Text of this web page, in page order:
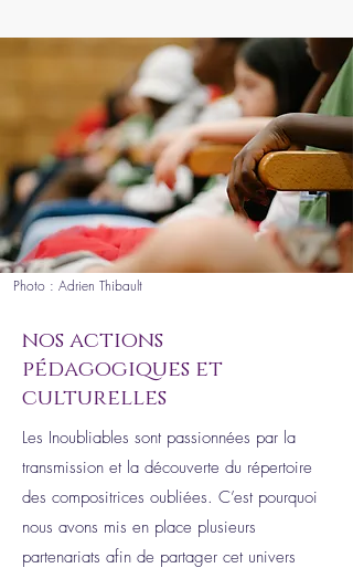
Photo : Adrien Thibault
nos actions
pédagogiques et
culturelles
Les Inoubliables sont passionnées par la
transmission et la découverte du répertoire
des compositrices oubliées. C’est pourquoi
nous avons mis en place plusieurs
partenariats afin de partager cet univers